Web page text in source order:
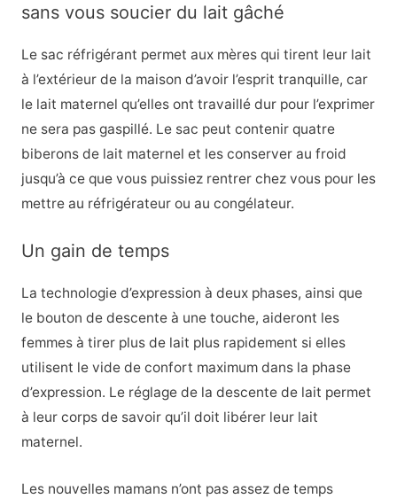
sans vous soucier du lait gâché
Le sac réfrigérant permet aux mères qui tirent leur lait
à l’extérieur de la maison d’avoir l’esprit tranquille, car
le lait maternel qu’elles ont travaillé dur pour l’exprimer
ne sera pas gaspillé. Le sac peut contenir quatre
biberons de lait maternel et les conserver au froid
jusqu’à ce que vous puissiez rentrer chez vous pour les
mettre au réfrigérateur ou au congélateur.
Un gain de temps
La technologie d’expression à deux phases, ainsi que
le bouton de descente à une touche, aideront les
femmes à tirer plus de lait plus rapidement si elles
utilisent le vide de confort maximum dans la phase
d’expression. Le réglage de la descente de lait permet
à leur corps de savoir qu’il doit libérer leur lait
maternel.
Les nouvelles mamans n’ont pas assez de temps